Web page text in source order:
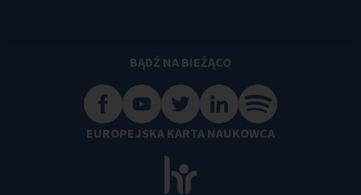
BĄDŹ NA BIEŻĄCO
EUROPEJSKA KARTA NAUKOWCA